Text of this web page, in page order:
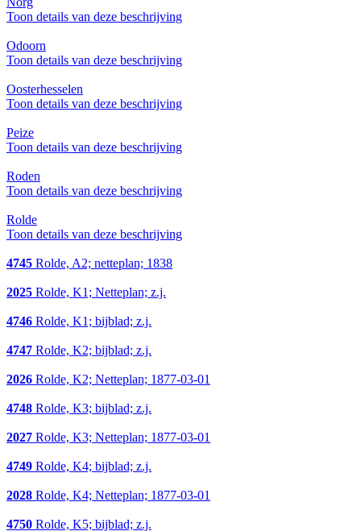
Toon details van deze beschrijving
Odoorn
Toon details van deze beschrijving
Oosterhesselen
Toon details van deze beschrijving
Peize
Toon details van deze beschrijving
Roden
Toon details van deze beschrijving
Rolde
Toon details van deze beschrijving
4745 Rolde, A2; netteplan; 1838
2025 Rolde, K1; Netteplan; z.j.
4746 Rolde, K1; bijblad; z.j.
4747 Rolde, K2; bijblad; z.j.
2026 Rolde, K2; Netteplan; 1877-03-01
4748 Rolde, K3; bijblad; z.j.
2027 Rolde, K3; Netteplan; 1877-03-01
4749 Rolde, K4; bijblad; z.j.
2028 Rolde, K4; Netteplan; 1877-03-01
4750 Rolde, K5; bijblad; z.j.